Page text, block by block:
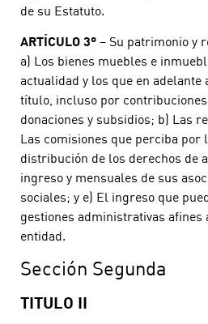
de su Estatuto.
ARTÍCULO 3º – Su patrimonio y
a) Los bienes muebles e
actualidad y los que en
título, incluso por
donaciones y subsidios; b) Las
Las comisiones que perciba por
distribución de los derechos de
ingreso y mensuales de sus
sociales; y e) El ingreso que
gestiones administrativas afines
entidad.
Sección Segunda
TITULO II